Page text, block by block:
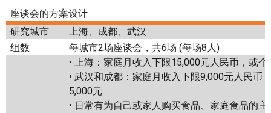
座谈会的方案设计
研究城市
上海、成都、武汉
组数
每城市2场座谈会，共6场 (每场8人)
• 上海：家庭月收入下限15,000元人民币，或
• 武汉和成都：家庭月收入下限9,000元人民币
5,000元
• 日常有为自己或家人购买食品、家庭食品的